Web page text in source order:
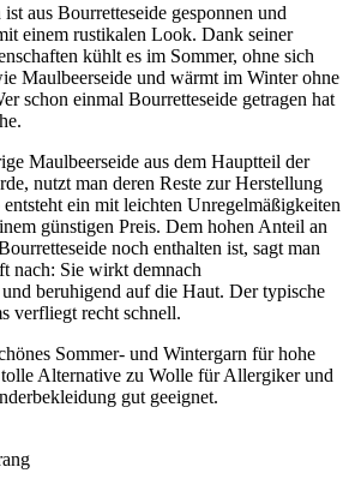
aus Bourretteseide gesponnen und
einem rustikalen Look. Dank seiner
kühlt es im Sommer, ohne sich
Maulbeerseide und wärmt im Winter ohne
schon einmal Bourretteseide getragen hat
Maulbeerseide aus dem Hauptteil der
nutzt man deren Reste zur Herstellung
ein mit leichten Unregelmäßigkeiten
günstigen Preis. Dem hohen Anteil an
noch enthalten ist, sagt man
nach: Sie wirkt demnach
beruhigend auf die Haut. Der typische
verfliegt recht schnell.
Sommer- und Wintergarn für hohe
Alternative zu Wolle für Allergiker und
gut geeignet.